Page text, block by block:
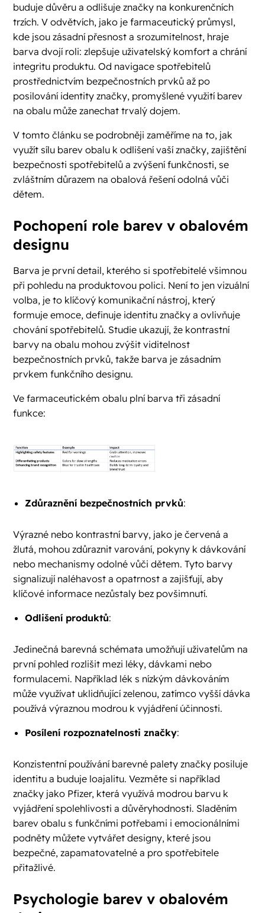
buduje důvěru a odlišuje značky na konkurenčních
trzích. V odvětvích, jako je farmaceutický průmysl,
kde jsou zásadní přesnost a srozumitelnost, hraje
barva dvojí roli: zlepšuje uživatelský komfort a chrání
integritu produktu. Od navigace spotřebitelů
prostřednictvím bezpečnostních prvků až po
posilování identity značky, promyšlené využití barev
na obalu může zanechat trvalý dojem.
V tomto článku se podrobněji zaměříme na to, jak
využít sílu barev obalu k odlišení vaší značky, zajištění
bezpečnosti spotřebitelů a zvýšení funkčnosti, se
zvláštním důrazem na obalová řešení odolná vůči
dětem.
Pochopení role barev v obalovém
designu
Barva je první detail, kterého si spotřebitelé všimnou
při pohledu na produktovou polici. Není to jen vizuální
volba, je to klíčový komunikační nástroj, který
formuje emoce, definuje identitu značky a ovlivňuje
chování spotřebitelů. Studie ukazují, že kontrastní
barvy na obalu mohou zvýšit viditelnost
bezpečnostních prvků, takže barva je zásadním
prvkem funkčního designu.
Ve farmaceutickém obalu plní barva tři zásadní
funkce:
Zdůraznění bezpečnostních prvků:
Výrazné nebo kontrastní barvy, jako je červená a
žlutá, mohou zdůraznit varování, pokyny k dávkování
nebo mechanismy odolné vůči dětem. Tyto barvy
signalizují naléhavost a opatrnost a zajišťují, aby
klíčové informace nezůstaly bez povšimnutí.
Odlišení produktů:
Jedinečná barevná schémata umožňují uživatelům na
první pohled rozlišit mezi léky, dávkami nebo
formulacemi. Například lék s nízkým dávkováním
může využívat uklidňující zelenou, zatímco vyšší dávka
používá výraznou modrou k vyjádření účinnosti.
Posílení rozpoznatelnosti značky:
Konzistentní používání barevné palety značky posiluje
identitu a buduje loajalitu. Vezměte si například
značky jako Pfizer, která využívá modrou barvu k
vyjádření spolehlivosti a důvěryhodnosti. Sladěním
barev obalu s funkčními potřebami i emocionálními
podněty můžete vytvářet designy, které jsou
bezpečné, zapamatovatelné a pro spotřebitele
přitažlivé.
Psychologie barev v obalovém